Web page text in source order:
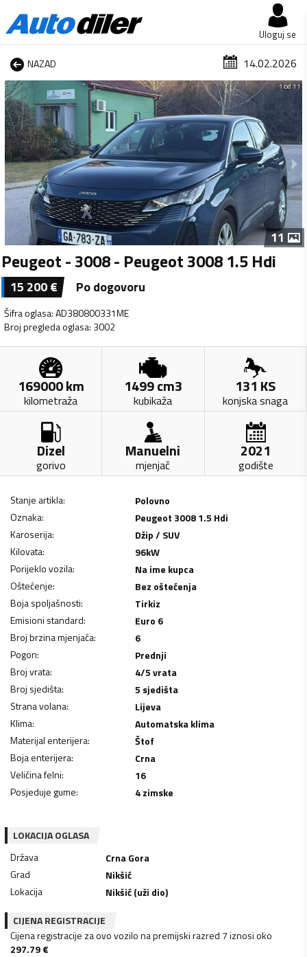
Uloguj se
NAZAD 14.02.2026
1 od 11
11
Peugeot - 3008 - Peugeot 3008 1.5 Hdi
15 200€ Po dogovoru
Šifra oglasa:AD380800331ME
Broj pregleda oglasa: 3002
169000km
kilometraža
1499cm3
kubikaža
131 KS
konjska snaga
Dizel
gorivo
Manuelni
mjenjač
2021
godište
Stanje artikla:
Polovno
Oznaka:
Peugeot 3008 1.5 Hdi
Karoserija:
Džip / SUV
Kilovata: 96kW
Porijeklo vozila:
Na ime kupca
Oštećenje:
Bez oštećenja
Boja spoljašnosti:
Tirkiz
Emisioni standard:
Euro 6
Broj brzina mjenjača:
6
Pogon:
Prednji
Broj vrata:
4/5 vrata
Broj sjedišta:
5 sjedišta
Strana volana:
Lijeva
Klima:
Automatska klima
Materijal enterijera:
Štof
Boja enterijera:
Crna
Veličina felni:
16
Posjeduje gume: 4 zimske
LOKACIJA OGLASA
Država
Crna Gora
Grad
Nikšić
Lokacija
Nikšić (uži dio)
CIJENA REGISTRACIJE
Cijena registracije za ovo vozilo na premijski razred 7 iznosi oko
297.79€